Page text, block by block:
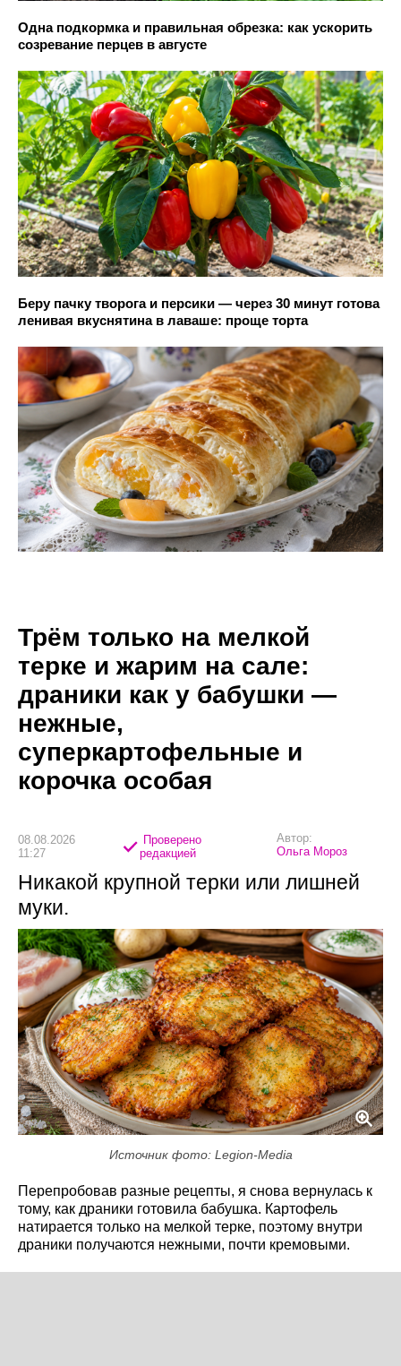
Одна подкормка и правильная обрезка: как ускорить
созревание перцев в августе
Беру пачку творога и персики — через 30 минут готова
ленивая вкуснятина в лаваше: проще торта
Трём только на мелкой
терке и жарим на сале:
драники как у бабушки —
нежные,
суперкартофельные и
корочка особая
08.08.2026
11:27
Проверено
редакцией
Автор:
Ольга Мороз
Никакой крупной терки или лишней
муки.
Источник фото: Legion-Media
Перепробовав разные рецепты, я снова вернулась к
тому, как драники готовила бабушка. Картофель
натирается только на мелкой терке, поэтому внутри
драники получаются нежными, почти кремовыми.